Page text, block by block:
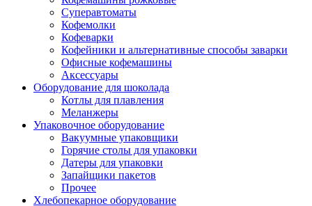
Суперавтоматы
Кофемолки
Кофеварки
Кофейники и альтернативные способы заварки
Офисные кофемашины
Аксессуары
Оборудование для шоколада
Котлы для плавления
Меланжеры
Упаковочное оборудование
Вакуумные упаковщики
Горячие столы для упаковки
Датеры для упаковки
Запайщики пакетов
Прочее
Хлебопекарное оборудование